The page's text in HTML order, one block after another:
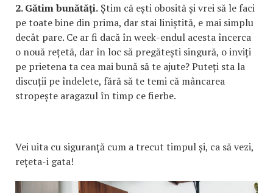
2. Gătim bunătăți. Știm că ești obosită și vrei să le faci
pe toate bine din prima, dar stai liniștită, e mai simplu
decât pare. Ce ar fi dacă în week-endul acesta încerca
o nouă rețetă, dar în loc să pregătești singură, o inviți
pe prietena ta cea mai bună să te ajute? Puteți sta la
discuții pe îndelete, fără să te temi că mâncarea
stropește aragazul în timp ce fierbe.
Vei uita cu siguranță cum a trecut timpul și, ca să vezi,
rețeta-i gata!